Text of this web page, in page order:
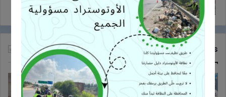
26/10/2017
Recent Tech News